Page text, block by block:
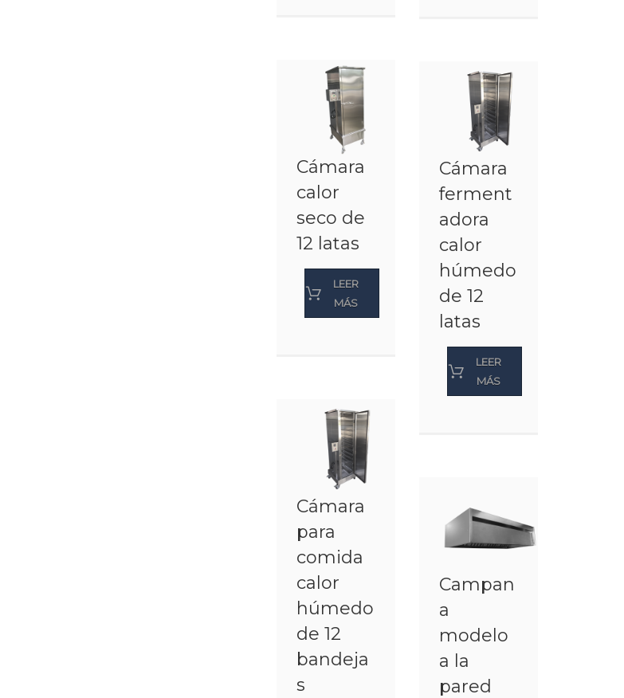
Cámara
calor
seco de
12 latas
LEER
MÁS
Cámara
ferment
adora
calor
húmedo
de 12
latas
LEER
MÁS
Cámara
para
comida
calor
húmedo
de 12
bandeja
s
Campan
a
modelo
a la
pared